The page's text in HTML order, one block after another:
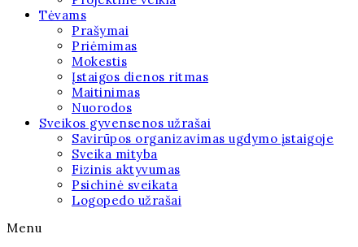
Tėvams
Prašymai
Priėmimas
Mokestis
Įstaigos dienos ritmas
Maitinimas
Nuorodos
Sveikos gyvensenos užrašai
Savirūpos organizavimas ugdymo įstaigoje
Sveika mityba
Fizinis aktyvumas
Psichinė sveikata
Logopedo užrašai
Menu